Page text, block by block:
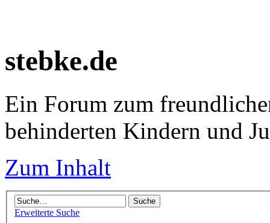
stebke.de
Ein Forum zum
behinderten Kindern und
Zum Inhalt
Erweiterte Suche